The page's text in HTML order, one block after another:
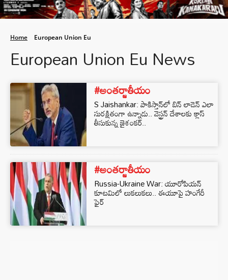
Home European Union Eu
European Union Eu News
#అంతర్జాతీయం
S Jaishankar: పాకిస్తాన్‌లో బిన్ లాడెన్ ఎలా
సురక్షితంగా ఉన్నాడు.. వెస్ట్రన్ దేశాలకు క్లాస్
తీసుకున్న జైశంకర్..
#అంతర్జాతీయం
Russia-Ukraine War: యూరోపియన్
కూటమిలో లుకలుకలు.. ఈయూపై హంగేరీ
ఫైర్